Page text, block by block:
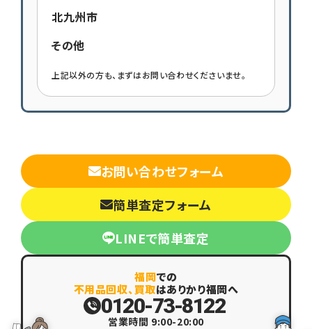
北九州市
その他
上記以外の方も、まずはお問い合わせくださいませ。
お問い合わせフォーム
簡単査定フォーム
LINEで簡単査定
福岡での
不用品回収、買取はありかり福岡へ
0120-73-8122
営業時間 9:00-20:00